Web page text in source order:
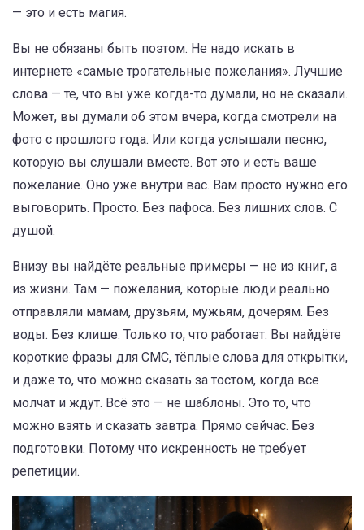
— это и есть магия.
Вы не обязаны быть поэтом. Не надо искать в
интернете «самые трогательные пожелания». Лучшие
слова — те, что вы уже когда-то думали, но не сказали.
Может, вы думали об этом вчера, когда смотрели на
фото с прошлого года. Или когда услышали песню,
которую вы слушали вместе. Вот это и есть ваше
пожелание. Оно уже внутри вас. Вам просто нужно его
выговорить. Просто. Без пафоса. Без лишних слов. С
душой.
Внизу вы найдёте реальные примеры — не из книг, а
из жизни. Там — пожелания, которые люди реально
отправляли мамам, друзьям, мужьям, дочерям. Без
воды. Без клише. Только то, что работает. Вы найдёте
короткие фразы для СМС, тёплые слова для открытки,
и даже то, что можно сказать за тостом, когда все
молчат и ждут. Всё это — не шаблоны. Это то, что
можно взять и сказать завтра. Прямо сейчас. Без
подготовки. Потому что искренность не требует
репетиции.